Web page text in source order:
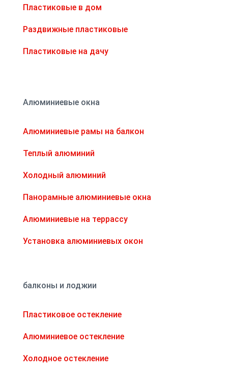
Пластиковые в дом
Раздвижные пластиковые
Пластиковые на дачу
Алюминиевые окна
Алюминиевые рамы на балкон
Теплый алюминий
Холодный алюминий
Панорамные алюминиевые окна
Алюминиевые на террассу
Установка алюминиевых окон
балконы и лоджии
Пластиковое остекление
Алюминиевое остекление
Холодное остекление